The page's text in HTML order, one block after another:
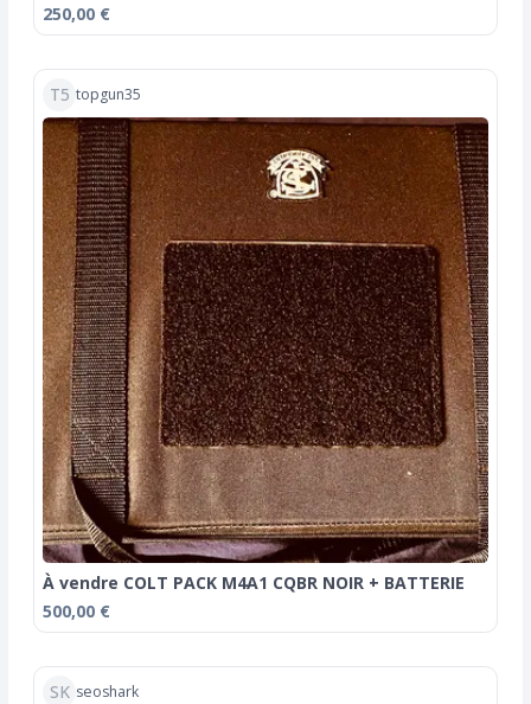
250,00 €
T5 topgun35
À vendre COLT PACK M4A1 CQBR NOIR + BATTERIE
500,00 €
SK seoshark